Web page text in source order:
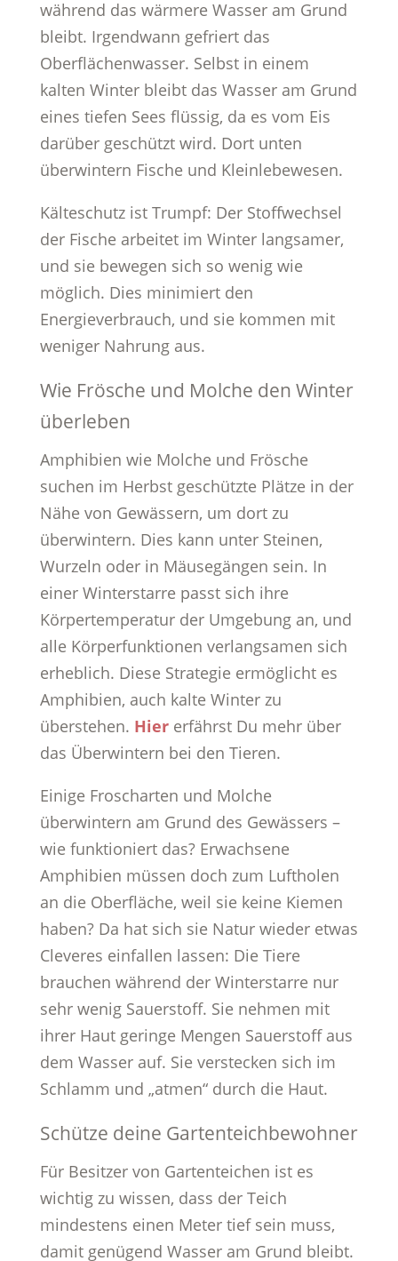
während das wärmere Wasser am Grund
bleibt. Irgendwann gefriert das
Oberflächenwasser. Selbst in einem
kalten Winter bleibt das Wasser am Grund
eines tiefen Sees flüssig, da es vom Eis
darüber geschützt wird. Dort unten
überwintern Fische und Kleinlebewesen.
Kälteschutz ist Trumpf: Der Stoffwechsel
der Fische arbeitet im Winter langsamer,
und sie bewegen sich so wenig wie
möglich. Dies minimiert den
Energieverbrauch, und sie kommen mit
weniger Nahrung aus.
Wie Frösche und Molche den Winter
überleben
Amphibien wie Molche und Frösche
suchen im Herbst geschützte Plätze in der
Nähe von Gewässern, um dort zu
überwintern. Dies kann unter Steinen,
Wurzeln oder in Mäusegängen sein. In
einer Winterstarre passt sich ihre
Körpertemperatur der Umgebung an, und
alle Körperfunktionen verlangsamen sich
erheblich. Diese Strategie ermöglicht es
Amphibien, auch kalte Winter zu
überstehen. Hiererfährst Du mehr über
das Überwintern bei den Tieren.
Einige Froscharten und Molche
überwintern am Grund des Gewässers –
wie funktioniert das? Erwachsene
Amphibien müssen doch zum Luftholen
an die Oberfläche, weil sie keine Kiemen
haben? Da hat sich sie Natur wieder etwas
Cleveres einfallen lassen: Die Tiere
brauchen während der Winterstarre nur
sehr wenig Sauerstoff. Sie nehmen mit
ihrer Haut geringe Mengen Sauerstoff aus
dem Wasser auf. Sie verstecken sich im
Schlamm und „atmen“ durch die Haut.
Schütze deine Gartenteichbewohner
Für Besitzer von Gartenteichen ist es
wichtig zu wissen, dass der Teich
mindestens einen Meter tief sein muss,
damit genügend Wasser am Grund bleibt.